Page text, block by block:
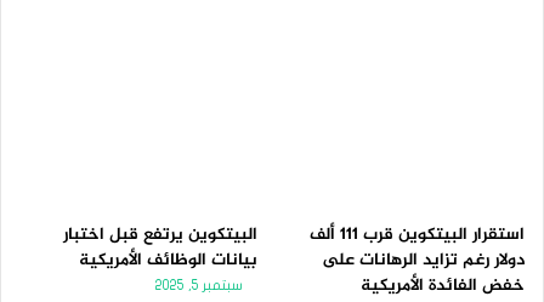
استقرار البيتكوين قرب 111 ألف
دولار رغم تزايد الرهانات على
خفض الفائدة الأمريكية
البيتكوين يرتفع قبل اختبار
بيانات الوظائف الأمريكية
سبتمبر 5, 2025